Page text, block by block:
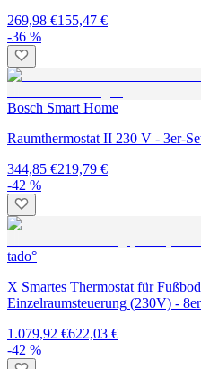
269,98 €155,47 €
-36 %
Bosch Smart Home
Raumthermostat II 230 V - 3er-
344,85 €219,79 €
-42 %
tado°
X Smartes Thermostat für
Einzelraumsteuerung (230V) -
1.079,92 €622,03 €
-42 %